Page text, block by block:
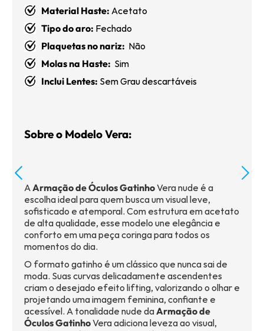
Material Haste: Acetato
Tipo do aro: Fechado
Plaquetas no nariz: Não
Molas na Haste: Sim
Inclui Lentes: Sem Grau descartáveis
Sobre o Modelo Vera:
AArmação de Óculos GatinhoVera nude é a
escolha ideal para quem busca um visual leve,
sofisticado e atemporal. Com estrutura em acetato
de alta qualidade, esse modelo une elegância e
conforto em uma peça coringa para todos os
momentos do dia.
O formato gatinho é um clássico que nunca sai de
moda. Suas curvas delicadamente ascendentes
criam o desejado efeito lifting, valorizando o olhar e
projetando uma imagem feminina, confiante e
acessível. A tonalidade nude daArmação de
Óculos GatinhoVera adiciona leveza ao visual,